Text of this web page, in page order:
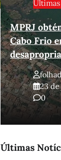
MPRJ
Cabo Frio
23
0
Últimas